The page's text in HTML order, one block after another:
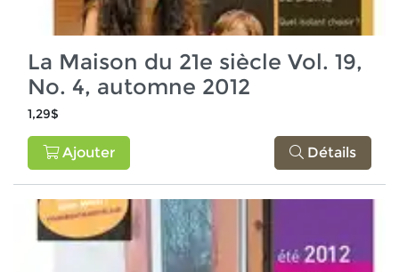
La Maison du 21e siècle Vol. 19,
No. 4, automne 2012
1,29$
Ajouter Détails